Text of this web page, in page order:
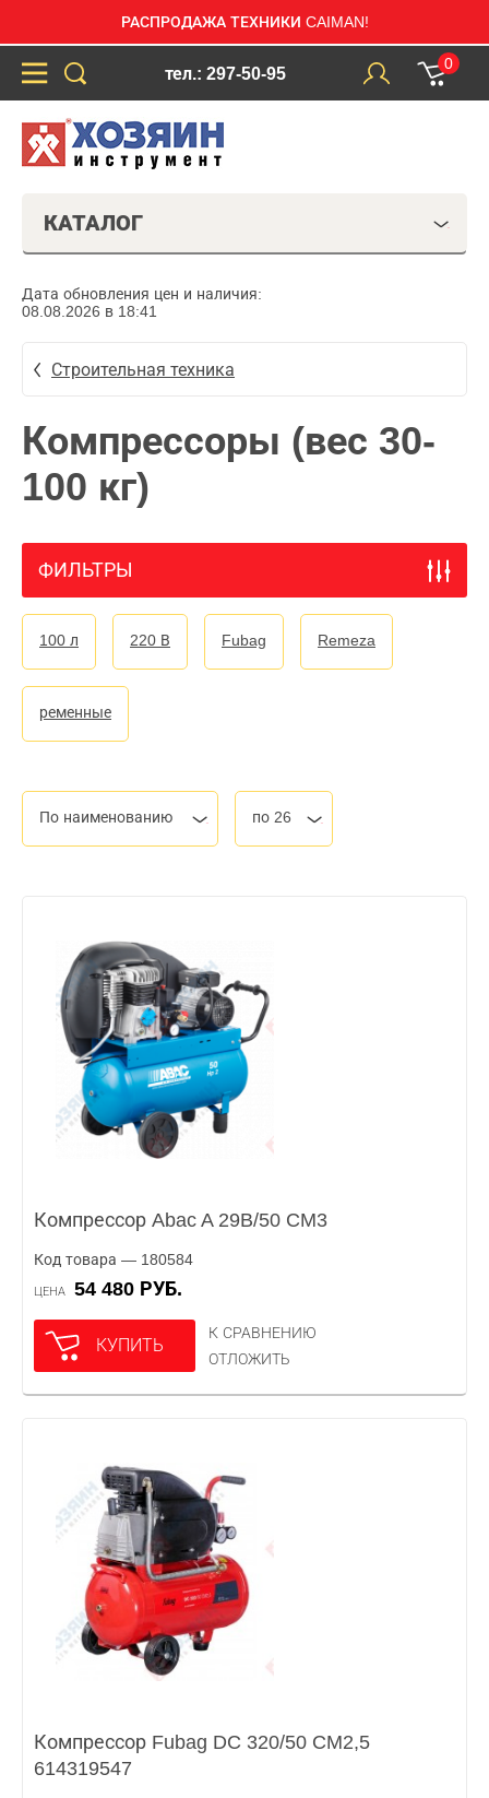
РАСПРОДАЖА ТЕХНИКИ CAIMAN!
тел.: 297-50-95
0
КАТАЛОГ
Дата обновления цен и наличия:
08.08.2026 в 18:41
Строительная техника
Компрессоры (вес 30-
100 кг)
ФИЛЬТРЫ
100 л 220 В Fubag Remeza
ременные
По наименованию по 26
Компрессор Abac A 29B/50 CM3
Код товара — 180584
ЦЕНА 54 480 РУБ.
КУПИТЬ
К СРАВНЕНИЮ
ОТЛОЖИТЬ
Компрессор Fubag DC 320/50 CM2,5
614319547